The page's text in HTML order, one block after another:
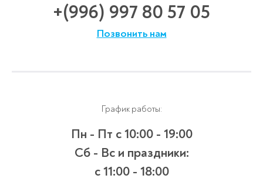
+(996) 997 80 57 05
Позвонить нам
График работы:
Пн - Пт с 10:00 - 19:00
Сб - Вс и праздники:
c 11:00 - 18:00